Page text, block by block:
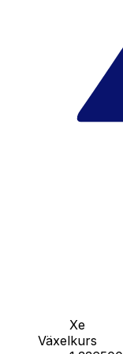
Xe
Växelkurs